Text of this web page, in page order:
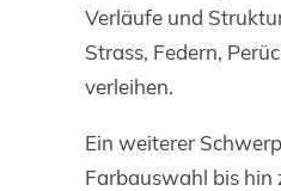
Verläufe und
Strass, Federn,
verleihen.
Ein weiterer
Farbauswahl bis hin